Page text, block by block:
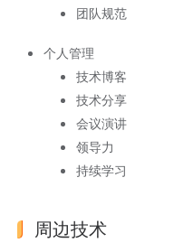
团队规范
个人管理
技术博客
技术分享
会议演讲
领导力
持续学习
周边技术